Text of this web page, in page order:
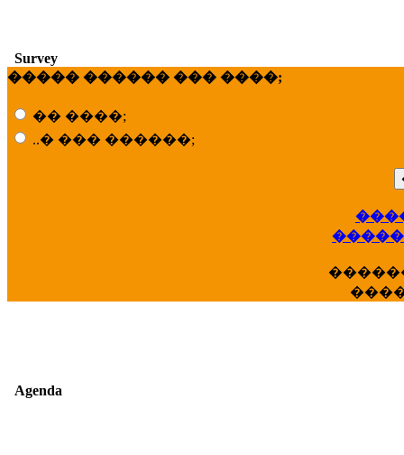
Survey
����� ������ ��� ����;
�� ����;
..� ��� ������;
Agenda